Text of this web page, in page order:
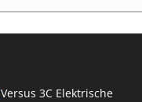
Versus 3C Elektrische